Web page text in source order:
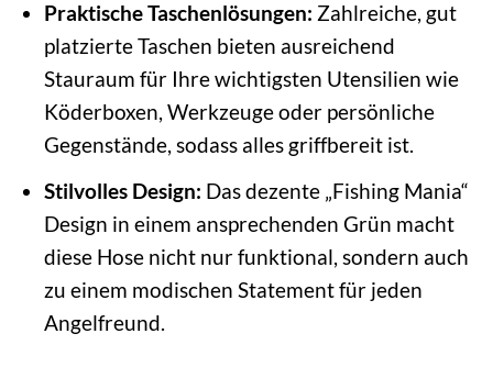
Praktische Taschenlösungen: Zahlreiche, gut
platzierte Taschen bieten ausreichend
Stauraum für Ihre wichtigsten Utensilien wie
Köderboxen, Werkzeuge oder persönliche
Gegenstände, sodass alles griffbereit ist.
Stilvolles Design: Das dezente „Fishing Mania“
Design in einem ansprechenden Grün macht
diese Hose nicht nur funktional, sondern auch
zu einem modischen Statement für jeden
Angelfreund.